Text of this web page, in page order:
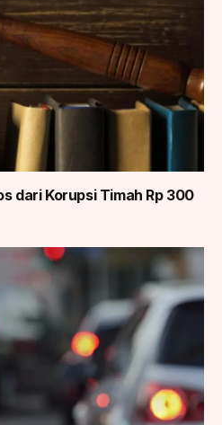
dari Korupsi Timah Rp 300